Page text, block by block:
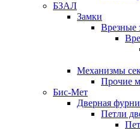
БЗАЛ
Замки
Врезные
Механизмы
Прочие
Бис-Мет
Дверная
Петли